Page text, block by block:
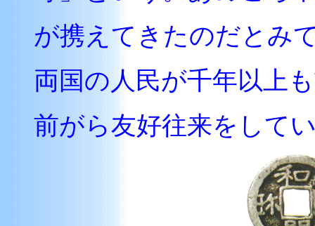
が携えてきたのだとみ
両国の人民が千年以上
前がら友好往来をして